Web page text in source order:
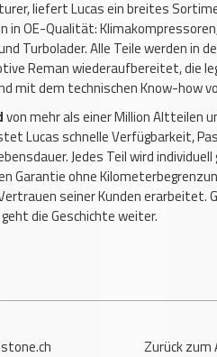
liefert Lucas ein breites
OE-Qualität:
Turbolader. Alle Teile werden in
Reman wiederaufbereitet, die
mit dem technischen Know-how
von mehr als einer Million Altteilen
Lucas schnelle Verfügbarkeit,
Jedes Teil wird
Garantie ohne
seiner Kunden erarbeitet.
die Geschichte weiter.
Zurückzum